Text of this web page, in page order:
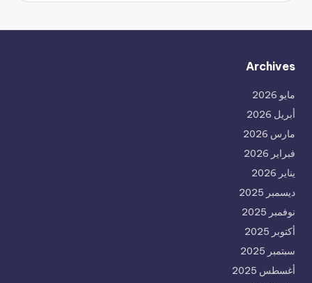
Archives
مايو 2026
أبريل 2026
مارس 2026
فبراير 2026
يناير 2026
ديسمبر 2025
نوفمبر 2025
أكتوبر 2025
سبتمبر 2025
أغسطس 2025